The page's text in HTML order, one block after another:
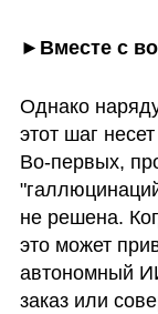
►Вместе с
Однако
этот шаг
Во-первых,
не решена.
это может
автономный
заказ или